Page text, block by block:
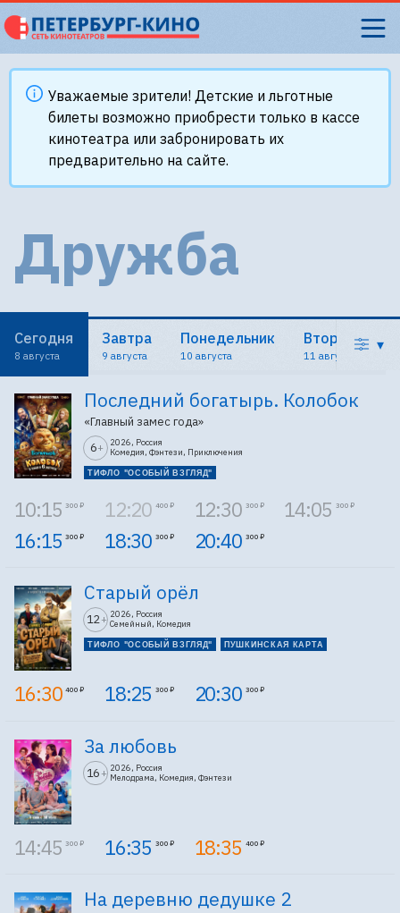
Уважаемые зрители! Детские и льготные
билеты возможно приобрести только в кассе
кинотеатра или забронировать их
предварительно на сайте.
Дружба
Сегодня
8 августа
Завтра
9 августа
Понедельник
10 августа
Вторник
11 августа
▾
Последний богатырь. Колобок
«Главный замес года»
6+
2026, Россия
Комедия, Фэнтези, Приключения
ТИФЛО "ОСОБЫЙ ВЗГЛЯД"
10:15 300 ₽ 12:20 400 ₽ 12:30 300 ₽ 14:05 300 ₽
16:15 300 ₽ 18:30 300 ₽ 20:40 300 ₽
Старый орёл
12+ 2026, Россия
Семейный, Комедия
ТИФЛО "ОСОБЫЙ ВЗГЛЯД" ПУШКИНСКАЯ КАРТА
16:30 400 ₽ 18:25 300 ₽ 20:30 300 ₽
За любовь
16 + 2026, Россия
Мелодрама, Комедия, Фэнтези
14:45 300 ₽ 16:35 300 ₽ 18:35 400 ₽
На деревню дедушке 2